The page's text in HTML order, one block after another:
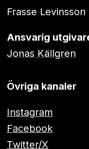
Frasse Levinsson
Ansvarig
Jonas Källgren
Övriga kanaler
Instagram
Facebook
Twitter/X